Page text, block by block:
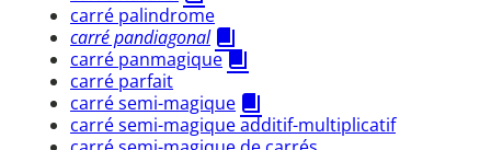
carré palindrome
carré pandiagonal
carré panmagique
carré parfait
carré semi-magique
carré semi-magique additif-multiplicatif